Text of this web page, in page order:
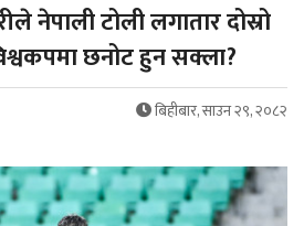
नेपाली टोली लगातार दोस्रो
छनोट हुन सक्ला?
बिहीबार, साउन २९, २०८२